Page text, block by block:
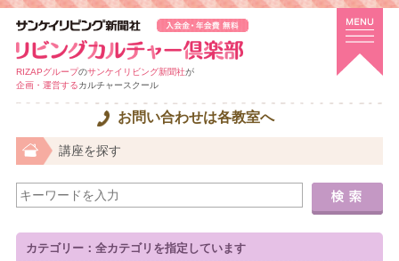
RIZAPグループのサンケイリビング新聞社が
企画・運営するカルチャースクール
お問い合わせは各教室へ
講座を探す
カテゴリー：全カテゴリを指定しています